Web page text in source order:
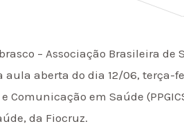
– Associação Brasileira de
aberta do dia 12/06, terça-
em Saúde
da Fiocruz.